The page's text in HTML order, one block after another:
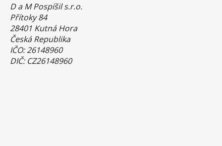
D a M Pospíšil s.r.o.
Přítoky 84
28401 Kutná Hora
Česká Republika
IČO: 26148960
DIČ: CZ26148960